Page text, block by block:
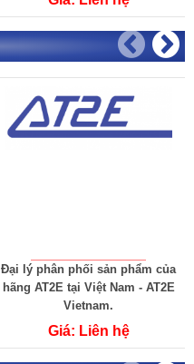
Đại lý phân phối sản phẩm của
hãng AT2E tại Việt Nam - AT2E
Vietnam.
Giá: Liên hệ